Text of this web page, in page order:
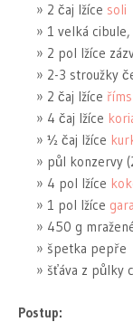
2 čaj lžíce soli
1 velká cibule,
2 pol lžíce
2-3 stroužky
2 čaj lžíce
4 čaj lžíce
½ čaj lžíce
půl konzervy
4 pol lžíce
1 pol lžíce
450 g
špetka pepře
šťáva z půlky
Postup: